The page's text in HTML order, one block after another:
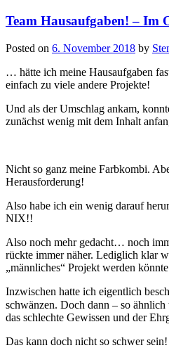
Team Hausaufgaben! – Im
Posted on 6. November 2018 by
… hätte ich meine Hausaufgaben
einfach zu viele andere Projekte!
Und als der Umschlag ankam,
zunächst wenig mit dem Inhalt
Nicht so ganz meine Farbkombi.
Herausforderung!
Also habe ich ein wenig darauf
NIX!!
Also noch mehr gedacht… noch
rückte immer näher. Lediglich klar
„männliches“ Projekt werden
Inzwischen hatte ich eigentlich
schwänzen. Doch dann – so
das schlechte Gewissen und der
Das kann doch nicht so schwer sein!